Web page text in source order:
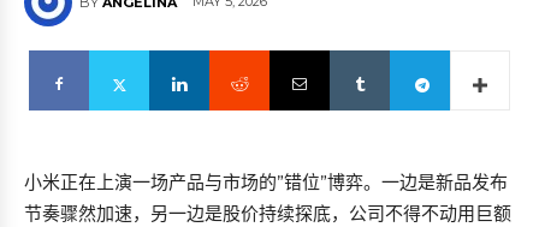
小米正在上演一场产品与市场的”错位”博弈。一边是新品发布
节奏骤然加速，另一边是股价持续探底，公司不得不动用巨额